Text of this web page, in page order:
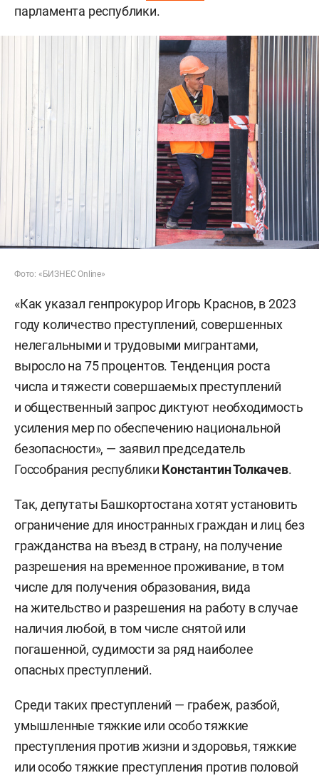
парламента республики.
Фото: «БИЗНЕС Online»
«Как указал генпрокурор Игорь Краснов, в 2023
году количество преступлений, совершенных
нелегальными и трудовыми мигрантами,
выросло на 75 процентов. Тенденция роста
числа и тяжести совершаемых преступлений
и общественный запрос диктуют необходимость
усиления мер по обеспечению национальной
безопасности», — заявил председатель
Госсобрания республики Константин Толкачев.
Так, депутаты Башкортостана хотят установить
ограничение для иностранных граждан и лиц без
гражданства на въезд в страну, на получение
разрешения на временное проживание, в том
числе для получения образования, вида
на жительство и разрешения на работу в случае
наличия любой, в том числе снятой или
погашенной, судимости за ряд наиболее
опасных преступлений.
Среди таких преступлений — грабеж, разбой,
умышленные тяжкие или особо тяжкие
преступления против жизни и здоровья, тяжкие
или особо тяжкие преступления против половой